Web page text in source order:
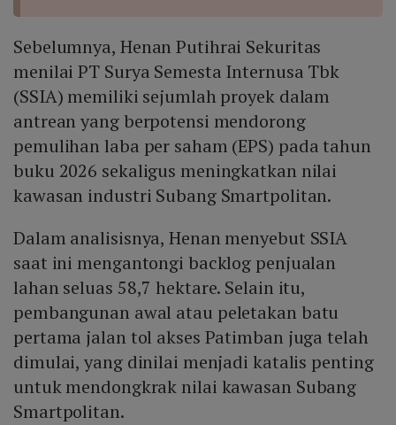
Sebelumnya, Henan Putihrai Sekuritas
menilai PT Surya Semesta Internusa Tbk
(SSIA) memiliki sejumlah proyek dalam
antrean yang berpotensi mendorong
pemulihan laba per saham (EPS) pada tahun
buku 2026 sekaligus meningkatkan nilai
kawasan industri Subang Smartpolitan.
Dalam analisisnya, Henan menyebut SSIA
saat ini mengantongi backlog penjualan
lahan seluas 58,7 hektare. Selain itu,
pembangunan awal atau peletakan batu
pertama jalan tol akses Patimban juga telah
dimulai, yang dinilai menjadi katalis penting
untuk mendongkrak nilai kawasan Subang
Smartpolitan.